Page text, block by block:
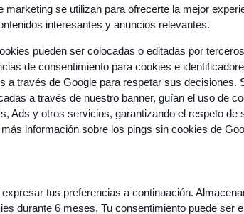
marketing se utilizan para ofrecerte la mejor
interesantes y anuncios relevantes.
pueden ser colocadas o editadas por
de consentimiento para cookies e
a través de Google para respetar sus decisiones.
a través de nuestro banner, guían el uso de
Ads y otros servicios, garantizando el respeto de
información sobre los pings sin cookies de
expresar tus preferencias a continuación.
durante 6 meses. Tu consentimiento puede ser
seminarios
Blogs
Podcasts
del
cliente
transforma
tus
equipos?
Saber
más